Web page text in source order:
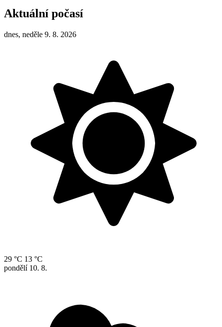
Aktuální počasí
dnes, neděle 9. 8. 2026
29 °C 13 °C
pondělí 10. 8.